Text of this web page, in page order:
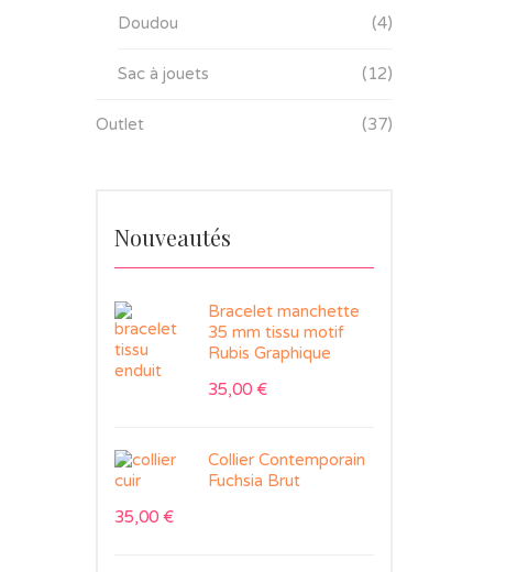
Doudou (4)
Sac à jouets (12)
Outlet (37)
Nouveautés
Bracelet manchette
35 mm tissu motif
Rubis Graphique
35,00 €
Collier Contemporain
Fuchsia Brut
35,00 €